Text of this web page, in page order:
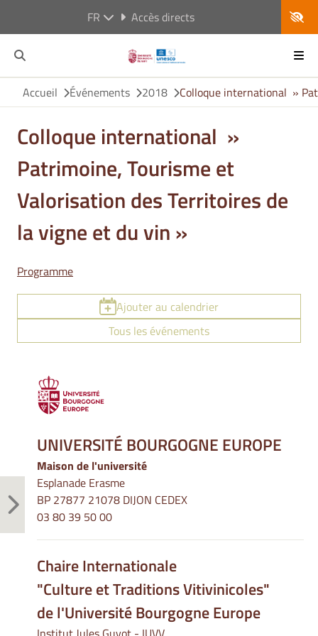
FR Accès directs
Accueil Événements 2018 Colloque international »
Colloque international »
Patrimoine, Tourisme et
Valorisation des Territoires de
la vigne et du vin »
Programme
Ajouter au calendrier
Tous les événements
UNIVERSITÉ BOURGOGNE EUROPE
Maison de l'université
Esplanade Erasme
BP 27877 21078 DIJON CEDEX
03 80 39 50 00
Chaire Internationale
"Culture et Traditions Vitivinicoles"
de l'Université Bourgogne Europe